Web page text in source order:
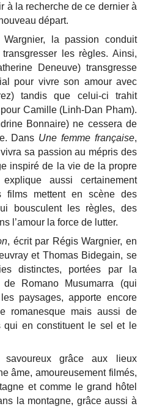
à la recherche de ce dernier à
départ.
la passion conduit
les règles. Ainsi,
Deneuve) transgresse
pour vivre son amour avec
tandis que celui-ci trahit
Camille (Linh-Dan Pham).
Bonnaire) ne cessera de
Dans Une femme française,
sa passion au mépris des
inspiré de la vie de la propre
aussi certainement
films mettent en scène des
bousculent les règles, des
l’amour la force de lutter.
, écrit par Régis Wargnier, en
et Thomas Bidegain, se
distinctes, portées par la
Romano Musumarra (qui
paysages, apporte encore
romanesque mais aussi de
qui en constituent le sel et le
savoureux grâce aux lieux
âme, amoureusement filmés,
et comme le grand hôtel
la montagne, grâce aussi à